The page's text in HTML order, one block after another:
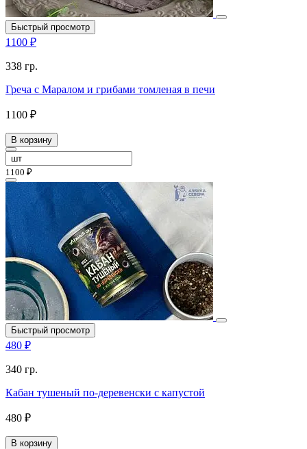
Быстрый просмотр
1100 ₽
338 гр.
Греча с Маралом и грибами томленая в печи
1100 ₽
В корзину
1100 ₽
Быстрый просмотр
480 ₽
340 гр.
Кабан тушеный по-деревенски с капустой
480 ₽
В корзину